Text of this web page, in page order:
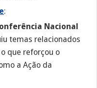
:
Nacional
temas relacionados
que reforçou o
a Ação da